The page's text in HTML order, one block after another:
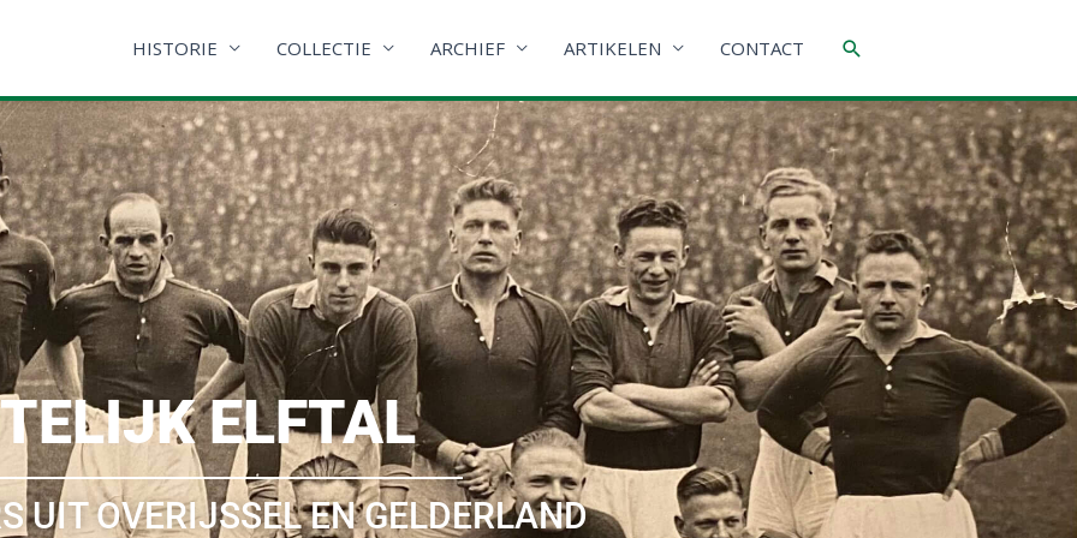
HISTORIE COLLECTIE ARCHIEF ARTIKELEN CONTACT Zoeken
ELFTAL
UIT OVERIJSSEL EN GELDERLAND